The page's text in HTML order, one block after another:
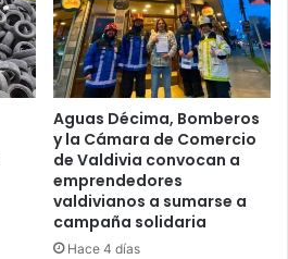
Aguas Décima, Bomberos
y la Cámara de Comercio
de Valdivia convocan a
emprendedores
valdivianos a sumarse a
campaña solidaria
Hace 4 días